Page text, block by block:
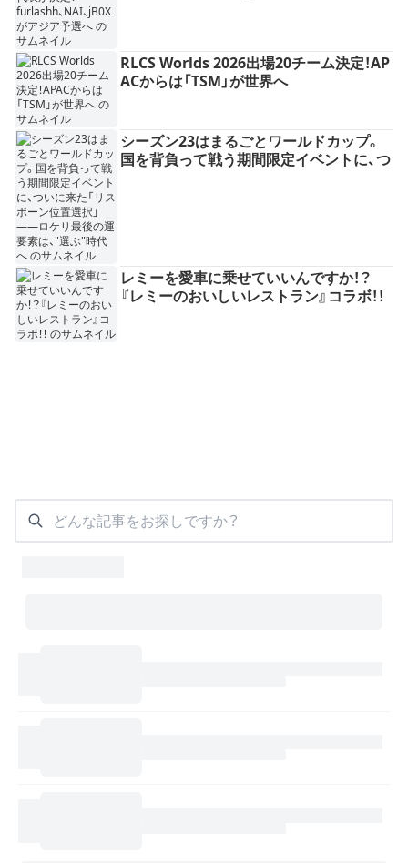
RLCS Worlds 2026出場20チーム決定！AP
ACからは「TSM」が世界へ
シーズン23はまるごとワールドカップ。
国を背負って戦う期間限定イベントに、つ
レミーを愛車に乗せていいんですか！？
『レミーのおいしいレストラン』コラボ！！
どんな記事をお探しですか？